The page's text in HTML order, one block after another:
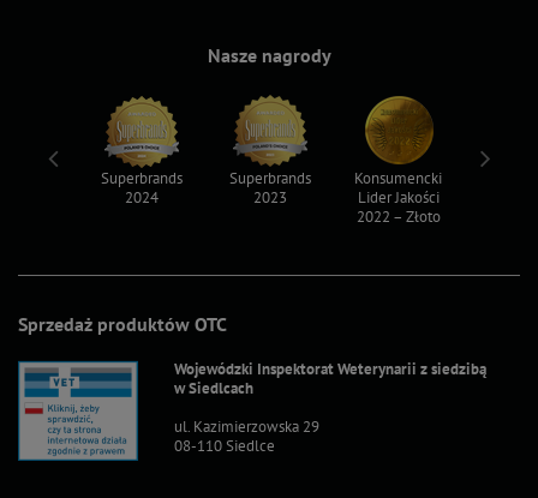
Sprzedaż produktów OTC
Wojewódzki Inspektorat Weterynarii z siedzibą
w Siedlcach
ul. Kazimierzowska 29
08-110 Siedlce
Nasze nagrody
Superbrands
2024
Superbrands
2023
Konsumencki
Lider Jakości
2022 – Złoto